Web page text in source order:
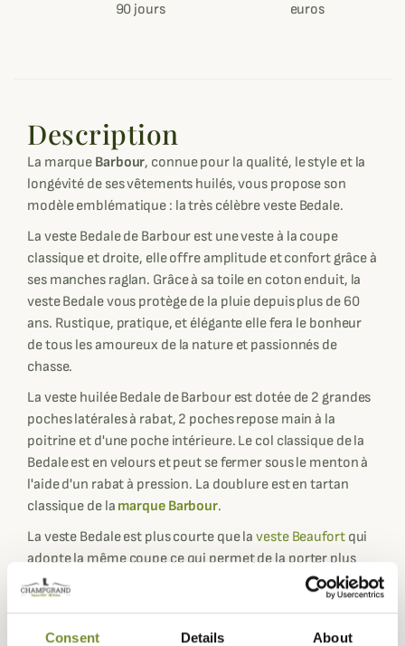
Consent Details About
90 jours
euros
Description
La marque Barbour, connue pour la qualité, le style et la
longévité de ses vêtements huilés, vous propose son
modèle emblématique : la très célèbre veste Bedale.
La veste Bedale de Barbour est une veste à la coupe
classique et droite, elle offre amplitude et confort grâce à
ses manches raglan. Grâce à sa toile en coton enduit, la
veste Bedale vous protège de la pluie depuis plus de 60
ans. Rustique, pratique, et élégante elle fera le bonheur
de tous les amoureux de la nature et passionnés de
chasse.
La veste huilée Bedale de Barbour est dotée de 2 grandes
poches latérales à rabat, 2 poches repose main à la
poitrine et d'une poche intérieure. Le col classique de la
Bedale est en velours et peut se fermer sous le menton à
l'aide d'un rabat à pression. La doublure est en tartan
classique de la marque Barbour.
La veste Bedale est plus courte que laveste Beaufortqui
adopte la même coupe ce qui permet de la porter plus
facilement en ville ou à la campagne pour toutes
activités autre que la chasse.
En options sur la Bedale de Barbour : il possible de